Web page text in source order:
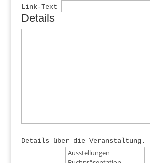
Link-Text
Details
Details über die Veranstaltung.